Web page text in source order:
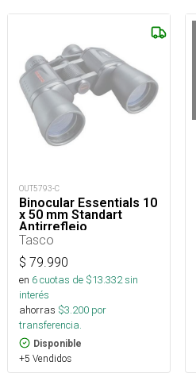
OUT5793-C
Binocular Essentials 10
x 50 mm Standart
Antirreflejo
Tasco
$ 79.990
en 6cuotas de $13.332sin
interés
ahorras $3.200 por
transferencia.
Disponible
+5 Vendidos